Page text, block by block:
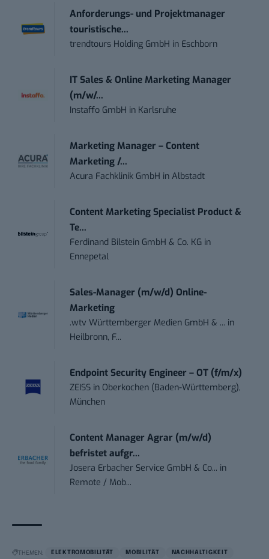
Anforderungs- und Projektmanager
touristische...
trendtours Holding GmbH in Eschborn
IT Sales & Online Marketing Manager
(m/w/...
Instaffo GmbH in Karlsruhe
Marketing Manager – Content
Marketing /...
Acura Fachklinik GmbH inAlbstadt
Content Marketing Specialist Product &
Te...
Ferdinand Bilstein GmbH & Co. KG in
Ennepetal
Sales-Manager (m/w/d) Online-
Marketing
.wtv Württemberger Medien GmbH & ... in
Heilbronn, F...
Endpoint Security Engineer – OT (f/m/x)
ZEISS in Oberkochen (Baden-Württemberg),
München
Content Manager Agrar (m/w/d)
befristet aufgr...
Josera Erbacher Service GmbH & Co... in
Remote / Mob...
THEMEN: ELEKTROMOBILITÄT MOBILITÄT NACHHALTIGKEIT